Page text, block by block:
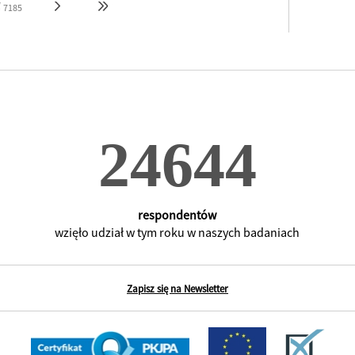
7185
respondentów
wzięło udział w tym roku w naszych badaniach
Zapisz się na Newsletter